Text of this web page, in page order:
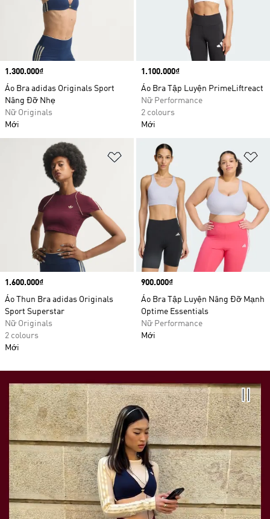
Price
1.300.000₫
Áo Bra adidas Originals Sport
Nâng Đỡ Nhẹ
Nữ Originals
Mới
Price
1.100.000₫
Áo Bra Tập Luyện PrimeLiftreact
Nữ Performance
2 colours
Mới
Add to Wishlist
Price
1.600.000₫
Áo Thun Bra adidas Originals
Sport Superstar
Nữ Originals
2 colours
Mới
Price
900.000₫
Áo Bra Tập Luyện Nâng Đỡ Mạnh
Optime Essentials
Nữ Performance
Mới